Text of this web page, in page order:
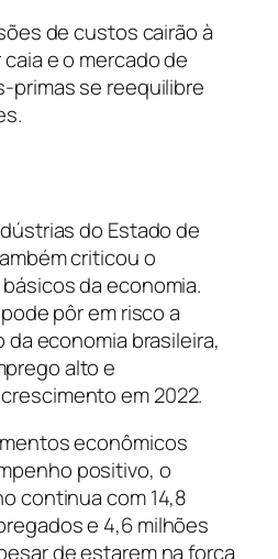
de custos cairão à
e o mercado de
primas se reequilibre
do Estado de
criticou o
da economia.
pôr em risco a
da economia brasileira,
alto e
em 2022.
econômicos
positivo, o
continua com 14,8
e 4,6 milhões
de estarem na força